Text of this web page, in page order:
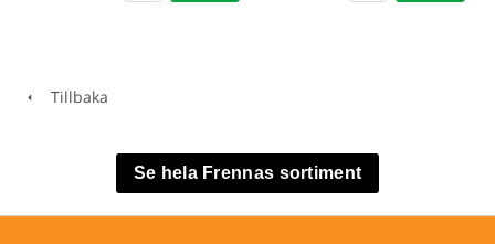
Tillbaka
Se hela Frennas sortiment